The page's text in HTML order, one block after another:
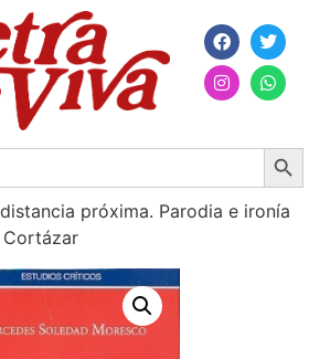
próxima. Parodia e ironía